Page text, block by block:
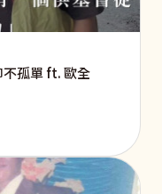
不孤單 ft. 歐全